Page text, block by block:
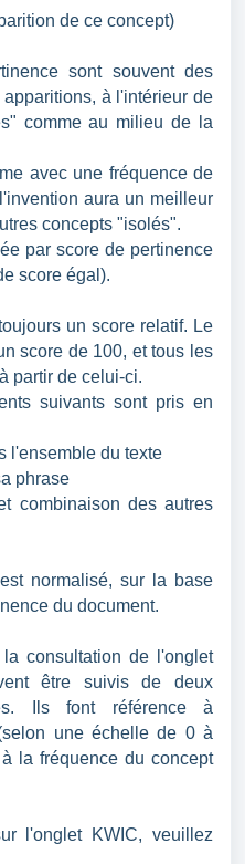
de ce concept)
sont souvent des
à l'intérieur de
comme au milieu de la
avec une fréquence de
aura un meilleur
concepts "isolés".
par score de pertinence
score égal).
un score relatif. Le
score de 100, et tous les
partir de celui-ci.
suivants sont pris en
l'ensemble du texte
phrase
combinaison des autres
normalisé, sur la base
du document.
consultation de l'onglet
être suivis de deux
Ils font référence à
une échelle de 0 à
la fréquence du concept
l'onglet KWIC, veuillez